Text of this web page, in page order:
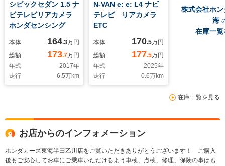
シビックセダン 1.5 ナ
ビテレビリアカメラ
ホンダセンシング
本体 164.3万円
総額
173.7万円
年式
2017年
走行
6.5万km
N-VAN e: e: L4 ナビ
テレビ リアカメラ
ETC
本体 170.5万円
総額
177.5万円
年式
2025年
走行
0.6万km
株式会社ホ
海
在庫一
在庫一覧を見る
お店からのインフォメーション
ホンダカーズ東海半田乙川店をご覧いただきありがとうございます！ ご購入
後もご安心してお車にご乗車いただけるよう車検、点検、修理、保険の事はも